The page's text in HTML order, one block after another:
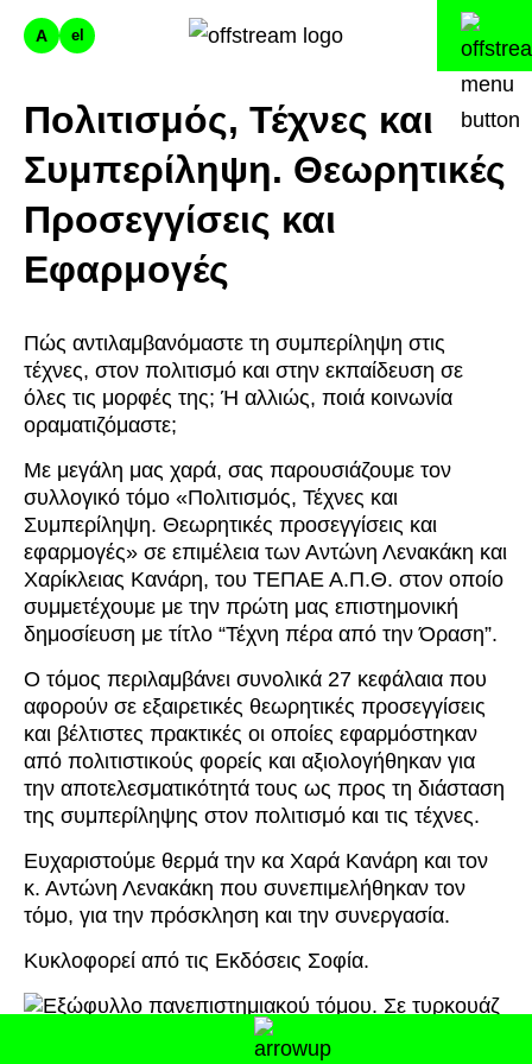
A el
Πολιτισμός, Τέχνες και
Συμπερίληψη. Θεωρητικές
Προσεγγίσεις και
Εφαρμογές
Πώς αντιλαμβανόμαστε τη συμπερίληψη στις
τέχνες, στον πολιτισμό και στην εκπαίδευση σε
όλες τις μορφές της; Ή αλλιώς, ποιά κοινωνία
οραματιζόμαστε;
Με μεγάλη μας χαρά, σας παρουσιάζουμε τον
συλλογικό τόμο «Πολιτισμός, Τέχνες και
Συμπερίληψη. Θεωρητικές προσεγγίσεις και
εφαρμογές» σε επιμέλεια των Αντώνη Λενακάκη και
Χαρίκλειας Κανάρη, του ΤΕΠΑΕ Α.Π.Θ. στον οποίο
συμμετέχουμε με την πρώτη μας επιστημονική
δημοσίευση με τίτλο “Τέχνη πέρα από την Όραση”.
Ο τόμος περιλαμβάνει συνολικά 27 κεφάλαια που
αφορούν σε εξαιρετικές θεωρητικές προσεγγίσεις
και βέλτιστες πρακτικές οι οποίες εφαρμόστηκαν
από πολιτιστικούς φορείς και αξιολογήθηκαν για
την αποτελεσματικότητά τους ως προς τη διάσταση
της συμπερίληψης στον πολιτισμό και τις τέχνες.
Ευχαριστούμε θερμά την κα Χαρά Κανάρη και τον
κ. Αντώνη Λενακάκη που συνεπιμελήθηκαν τον
τόμο, για την πρόσκληση και την συνεργασία.
Κυκλοφορεί από τις Eκδόσεις Σοφία.